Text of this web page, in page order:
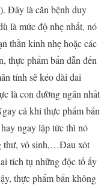
Đây là căn bệnh duy
là mức độ nhẹ nhất, nó
thần kinh nhẹ hoặc các
thực phẩm bẩn dẫn đến
tính sẽ kéo dài dai
là con đường ngắn nhất
cả khi thực phẩm bẩn
ngay lập tức thì nó
thư, vô sinh,…Đau xót
tích tụ những độc tố ấy
thực phẩm bẩn không